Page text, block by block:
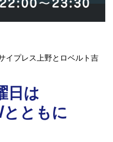
イプレス上野とロベルト吉
日は
とともに